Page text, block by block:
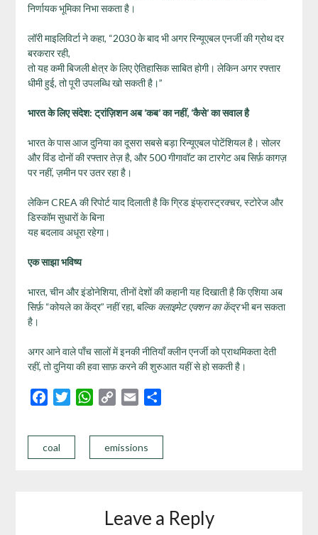
निर्णायक भूमिका निभा सकता है।
लॉरी माइलिविर्टा ने कहा, “2030 के बाद भी अगर रिन्यूएबल एनर्जी की ग्रोथ दर
बरकरार रही,
तो यह कमी बिजली क्षेत्र के लिए ऐतिहासिक साबित होगी। लेकिन अगर रफ्तार
धीमी हुई, तो पूरी उपलब्धि खो सकती है।”
भारत के लिए संदेश: ट्रांज़िशन अब ‘कब’ का नहीं, ‘कैसे’ का सवाल है
भारत के पास आज दुनिया का दूसरा सबसे बड़ा रिन्यूएबल पोटेंशियल है। सोलर
और विंड दोनों की रफ्तार तेज़ है, और 500 गीगावॉट का टारगेट अब सिर्फ़ कागज़
पर नहीं, ज़मीन पर उतर रहा है।
लेकिन CREA की रिपोर्ट याद दिलाती है कि ग्रिड इंफ्रास्ट्रक्चर, स्टोरेज और
डिस्कॉम सुधारों के बिना
यह बदलाव अधूरा रहेगा।
एक साझा भविष्य
भारत, चीन और इंडोनेशिया, तीनों देशों की कहानी यह दिखाती है कि एशिया अब
सिर्फ़ “कोयले का केंद्र” नहीं रहा, बल्किक्लाइमेट एक्शन का केंद्रभी बन सकता
है।
अगर आने वाले पाँच सालों में इनकी नीतियाँ क्लीन एनर्जी को प्राथमिकता देती
रहीं, तो दुनिया की हवा साफ़ करने की शुरुआत यहीं से हो सकती है।
FacebookTwitterWhatsApp
Copy
Email
coal emissions
Leave a Reply